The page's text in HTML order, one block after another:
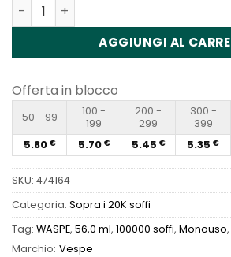
Quantità Waspe Aiviou 100K Pro
AGGIUNGI AL
Offerta in blocco
50 - 99
100 -
199
200 -
299
300 -
399
5.80 € 5.70 € 5.45 € 5.35 €
SKU: 474164
Categoria: Sopra i 20K soffi
Tag: WASPE, 56,0 ml, 100000 soffi, Monouso,
Marchio: Vespe